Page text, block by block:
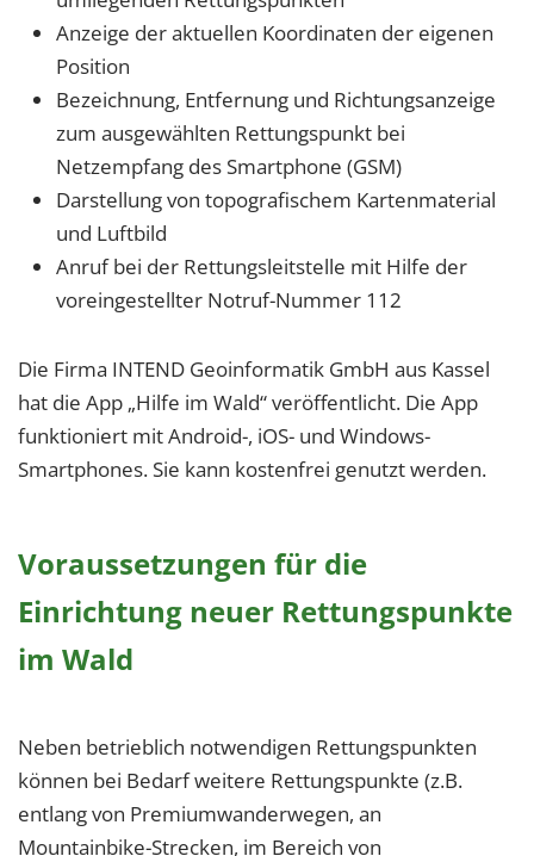
Anzeige der aktuellen Koordinaten der eigenen
Position
Bezeichnung, Entfernung und Richtungsanzeige
zum ausgewählten Rettungspunkt bei
Netzempfang des Smartphone (GSM)
Darstellung von topografischem Kartenmaterial
und Luftbild
Anruf bei der Rettungsleitstelle mit Hilfe der
voreingestellter Notruf-Nummer 112
Die Firma INTEND Geoinformatik GmbH aus Kassel
hat die App „Hilfe im Wald“ veröffentlicht. Die App
funktioniert mit Android-, iOS- und Windows-
Smartphones. Sie kann kostenfrei genutzt werden.
Voraussetzungen für die
Einrichtung neuer Rettungspunkte
im Wald
Neben betrieblich notwendigen Rettungspunkten
können bei Bedarf weitere Rettungspunkte (z.B.
entlang von Premiumwanderwegen, an
Mountainbike-Strecken, im Bereich von